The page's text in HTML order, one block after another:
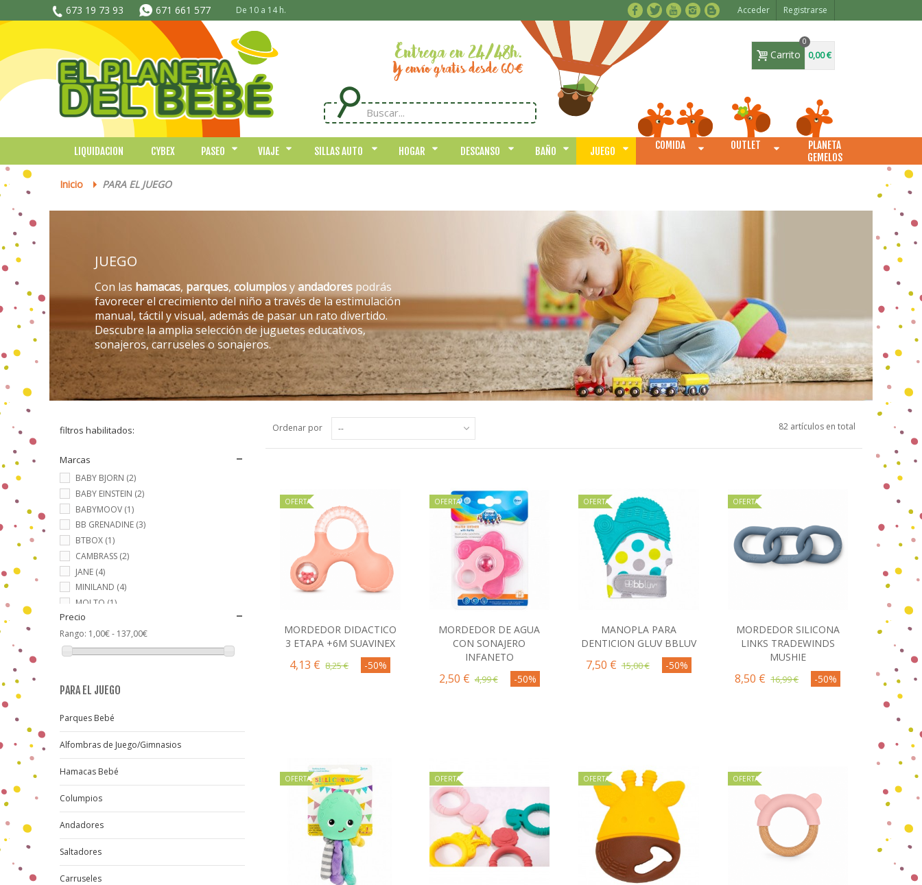
673 19 73 93 671 661 577 De 10 a 14 h. Acceder Registrarse
Carrito
0
0,00 €
LIQUIDACION CYBEX PASEO VIAJE SILLAS AUTO HOGAR DESCANSO BAÑO JUEGO COMIDA OUTLET
PLANETA
GEMELOS
Inicio > PARA EL JUEGO
JUEGO
Con las hamacas, parques, columpiosyandadores podrás
favorecer el crecimiento del niño a través de la estimulación
manual, táctil y visual, además de pasar un rato divertido.
Descubre la amplia selección de juguetes educativos,
sonajeros, carruseles o sonajeros.
filtros habilitados:
Marcas
BABY BJORN (2)
BABY EINSTEIN (2)
BABYMOOV (1)
BB GRENADINE (3)
BTBOX (1)
CAMBRASS (2)
JANE (4)
MINILAND (4)
MOLTO (1)
MS
MUNCHKIN(2)
MUNCHKIN(1)
O´BALL(2)
PASITO A PASITO
SARO(20)
STERNTALER(3)
SUAVINEX(2)
TOP TOYS
TUC TUC
WALKING MUM(2)
Precio
Rango: 1,00€ - 137,00€
PARA EL JUEGO
Parques Bebé
Alfombras de Juego/Gimnasios
Hamacas Bebé
Columpios
Andadores
Saltadores
Carruseles
Ordenar por -- 82 artículos en total
OFERTA
Comprar
MORDEDOR DIDACTICO
3 ETAPA +6M SUAVINEX
4,13 € 8,25 € -50%
OFERTA
Comprar
MORDEDOR DE AGUA
CON SONAJERO
INFANETO
2,50 € 4,99 € -50%
OFERTA
Comprar
MANOPLA PARA
DENTICION GLUV BBLUV
7,50 € 15,00 € -50%
OFERTA
Comprar
MORDEDOR SILICONA
LINKS TRADEWINDS
MUSHIE
8,50 € 16,99 € -50%
OFERTA OFERTA OFERTA OFERTA